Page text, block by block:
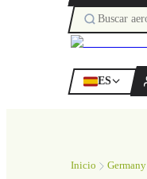
ES
Inicio Germany